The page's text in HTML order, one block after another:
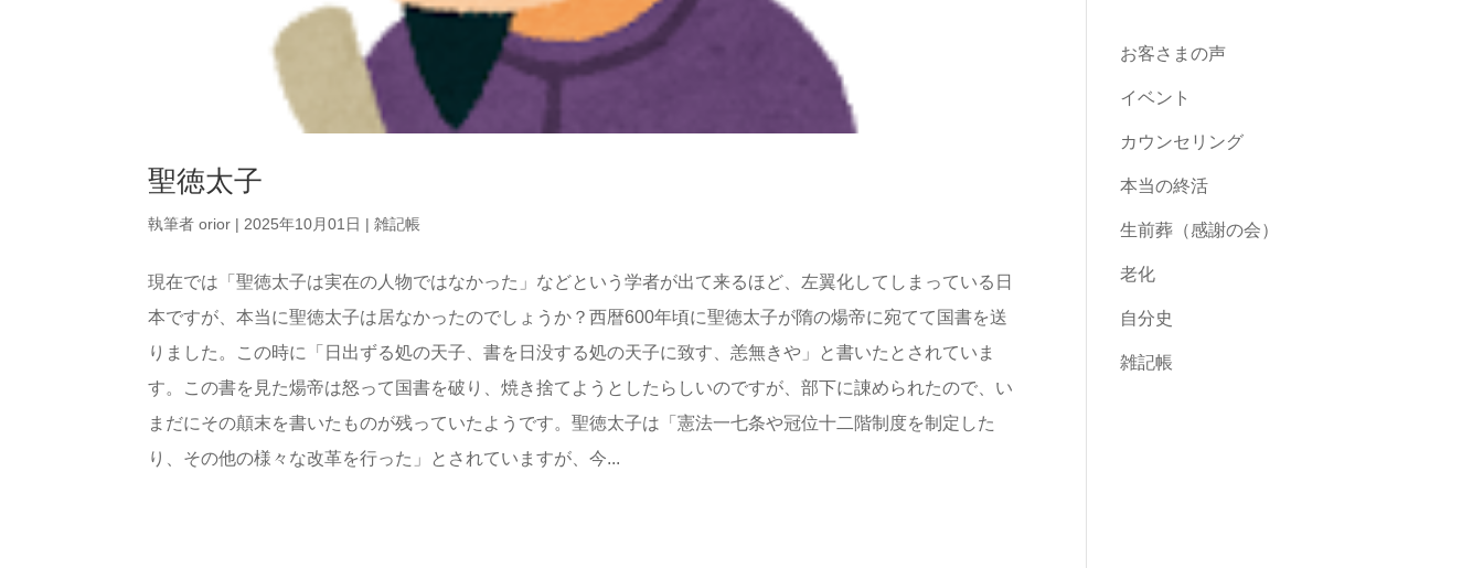
聖徳太子
執筆者orior | 2025年10月01日 |雑記帳
現在では「聖徳太子は実在の人物ではなかった」などという学者が出て来るほど、左翼化してしまっている日
本ですが、本当に聖徳太子は居なかったのでしょうか？西暦600年頃に聖徳太子が隋の煬帝に宛てて国書を送
りました。この時に「日出ずる処の天子、書を日没する処の天子に致す、恙無きや」と書いたとされていま
す。この書を見た煬帝は怒って国書を破り、焼き捨てようとしたらしいのですが、部下に諌められたので、い
まだにその顛末を書いたものが残っていたようです。聖徳太子は「憲法一七条や冠位十二階制度を制定した
り、その他の様々な改革を行った」とされていますが、今...
お客さまの声
イベント
カウンセリング
本当の終活
生前葬（感謝の会）
老化
自分史
雑記帳